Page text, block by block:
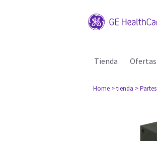
Tienda Ofertas
Home > tienda > Partes